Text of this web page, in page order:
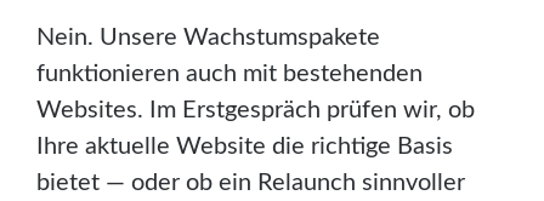
Nein. Unsere Wachstumspakete
funktionieren auch mit bestehenden
Websites. Im Erstgespräch prüfen wir, ob
Ihre aktuelle Website die richtige Basis
bietet — oder ob ein Relaunch sinnvoller